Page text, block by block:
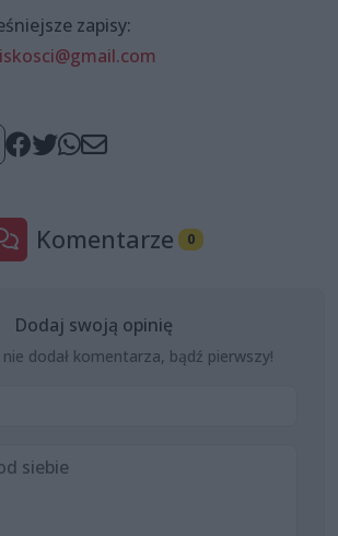
zapisy:
Komentarze 0
Dodaj swoją opinię
nie dodał komentarza, bądź pierwszy!